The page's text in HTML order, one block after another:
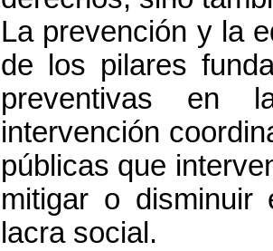
La prevención y la
de los pilares
preventivas en
intervención
públicas que
mitigar o
lacra social.